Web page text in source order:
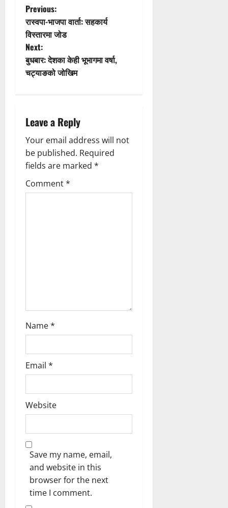
P
o
s
t
a
v
i
g
Previous:
रास्वपा-भाजपा वार्ता: सहकार्य
विस्तारमा जोड
Next:
बुधबार: देशका केही भूभागमा वर्षा,
चट्याङको जोखिम
Leave a Reply
Your email address will not
be published. Required
fields are marked *
Comment*
Name*
Email *
Website
Save my name, email,
and website in this
browser for the next
time I comment.